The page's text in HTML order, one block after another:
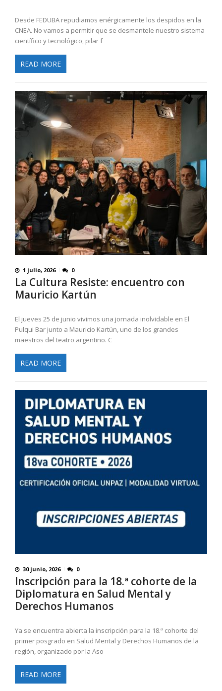
Desde FEDUBA repudiamos enérgicamente los despidos en la
CNEA. No vamos a permitir que se desmantele nuestro sistema
científico y tecnológico, pilar f
READ MORE
1 julio, 2026 0
La Cultura Resiste: encuentro con
Mauricio Kartún
El jueves 25 de junio vivimos una jornada inolvidable en El
Pulqui Bar junto a Mauricio Kartún, uno de los grandes
maestros del teatro argentino. C
READ MORE
30 junio, 2026 0
Inscripción para la 18.ª cohorte de la
Diplomatura en Salud Mental y
Derechos Humanos
Ya se encuentra abierta la inscripción para la 18.ª cohorte del
primer posgrado en Salud Mental y Derechos Humanos de la
región, organizado por la Aso
READ MORE